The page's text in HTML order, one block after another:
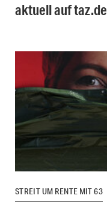
aktuell auf taz.de
STREIT UM RENTE MIT 63